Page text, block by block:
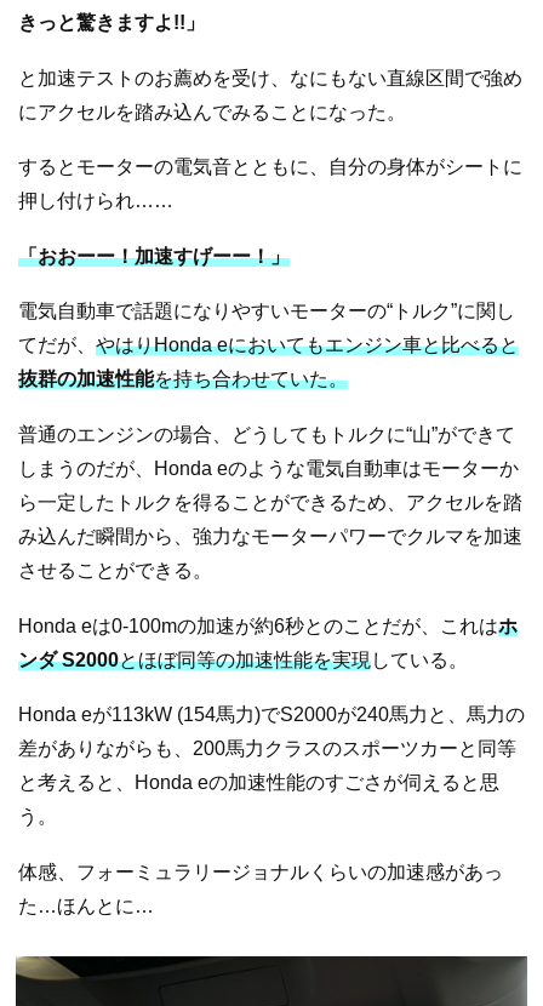
きっと驚きますよ!!」
と加速テストのお薦めを受け、なにもない直線区間で強め
にアクセルを踏み込んでみることになった。
するとモーターの電気音とともに、自分の身体がシートに
押し付けられ……
「おおーー！加速すげーー！」
電気自動車で話題になりやすいモーターの“トルク”に関し
てだが、 やはりHonda eにおいてもエンジン車と比べると
抜群の加速性能を持ち合わせていた。
普通のエンジンの場合、どうしてもトルクに“山”ができて
しまうのだが、Honda eのような電気自動車はモーターか
ら一定したトルクを得ることができるため、アクセルを踏
み込んだ瞬間から、強力なモーターパワーでクルマを加速
させることができる。
Honda eは0-100mの加速が約6秒とのことだが、これはホ
ンダ S2000とほぼ同等の加速性能を実現している。
Honda eが113kW (154馬力)でS2000が240馬力と、馬力の
差がありながらも、200馬力クラスのスポーツカーと同等
と考えると、Honda eの加速性能のすごさが伺えると思
う。
体感、フォーミュラリージョナルくらいの加速感があっ
た…ほんとに…